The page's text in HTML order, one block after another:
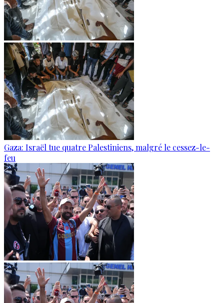
Gaza: Israël tue quatre Palestiniens, malgré le cessez-le-
feu